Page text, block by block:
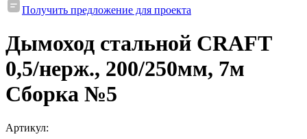
Получить предложение для проекта
Дымоход стальной CRAFT
0,5/нерж., 200/250мм, 7м
Сборка №5
Артикул: